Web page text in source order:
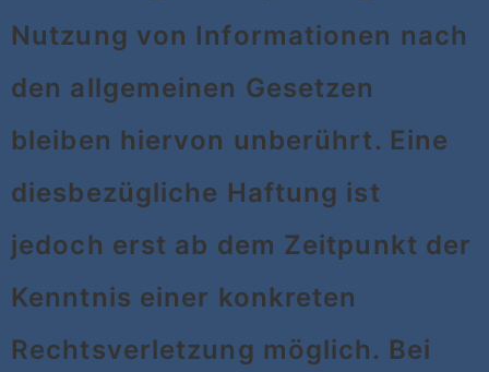
Nutzung von Informationen nach
den allgemeinen Gesetzen
bleiben hiervon unberührt. Eine
diesbezügliche Haftung ist
jedoch erst ab dem Zeitpunkt der
Kenntnis einer konkreten
Rechtsverletzung möglich. Bei